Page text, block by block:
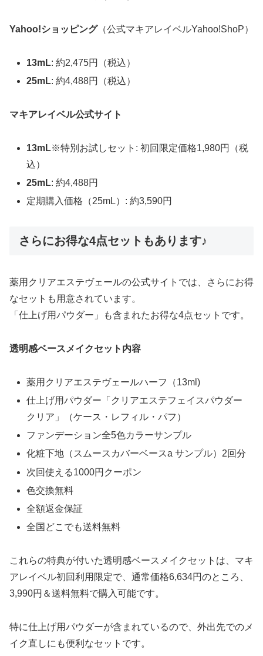
Yahoo!ショッピング（公式マキアレイベルYahoo!ShoP）
13mL: 約2,475円（税込）
25mL: 約4,488円（税込）
マキアレイベル公式サイト
13mL※特別お試しセット: 初回限定価格1,980円（税
込）
25mL: 約4,488円
定期購入価格（25mL）: 約3,590円
さらにお得な4点セットもあります♪
薬用クリアエステヴェールの公式サイトでは、さらにお得
なセットも用意されています。
「仕上げ用パウダー」も含まれたお得な4点セットです。
透明感ベースメイクセット内容
薬用クリアエステヴェールハーフ（13ml)
仕上げ用パウダー「クリアエステフェイスパウダー
クリア」（ケース・レフィル・パフ）
ファンデーション全5色カラーサンプル
化粧下地（スムースカバーベースa サンプル）2回分
次回使える1000円クーポン
色交換無料
全額返金保証
全国どこでも送料無料
これらの特典が付いた透明感ベースメイクセットは、マキ
アレイベル初回利用限定で、通常価格6,634円のところ、
3,990円＆送料無料で購入可能です。
特に仕上げ用パウダーが含まれているので、外出先でのメ
イク直しにも便利なセットです。